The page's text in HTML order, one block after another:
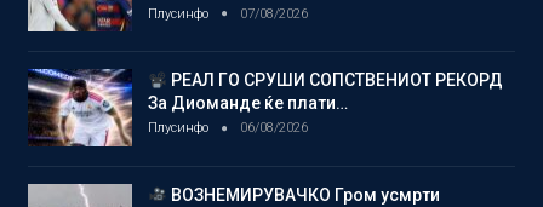
Плусинфо 07/08/2026
РЕАЛ ГО СРУШИ СОПСТВЕНИОТ РЕКОРД
За Диоманде ќе плати…
Плусинфо 06/08/2026
ВОЗНЕМИРУВАЧКО Гром усмрти